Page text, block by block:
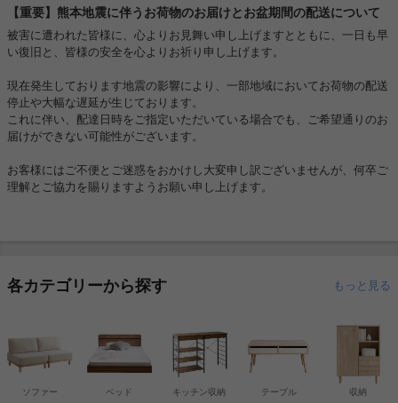
【重要】熊本地震に伴うお荷物のお届けとお盆期間の配送について
被害に遭われた皆様に、心よりお見舞い申し上げますとともに、一日も早
い復旧と、皆様の安全を心よりお祈り申し上げます。
現在発生しております地震の影響により、一部地域においてお荷物の配送
停止や大幅な遅延が生じております。
これに伴い、配達日時をご指定いただいている場合でも、ご希望通りのお
届けができない可能性がございます。
お客様にはご不便とご迷惑をおかけし大変申し訳ございませんが、何卒ご
理解とご協力を賜りますようお願い申し上げます。
各カテゴリーから探す もっと見る
ソファー ベッド 収納
キッチン収納 テーブル